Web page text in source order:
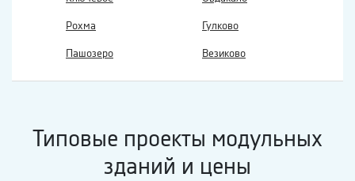
Рохма Гулково
Пашозеро Везиково
Типовые проекты модульных
зданий и цены